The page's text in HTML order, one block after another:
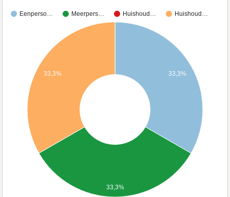
Eenperso… Meerpers… Huishoud… Huishoud…
33,3%
33,3%
33,3%